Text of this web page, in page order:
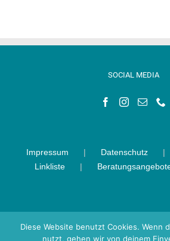
SOCIAL MEDIA
Impressum Datenschutz
Linkliste
Diese Website benutzt Cookies. Wenn
nutzt, gehen wir von deinem